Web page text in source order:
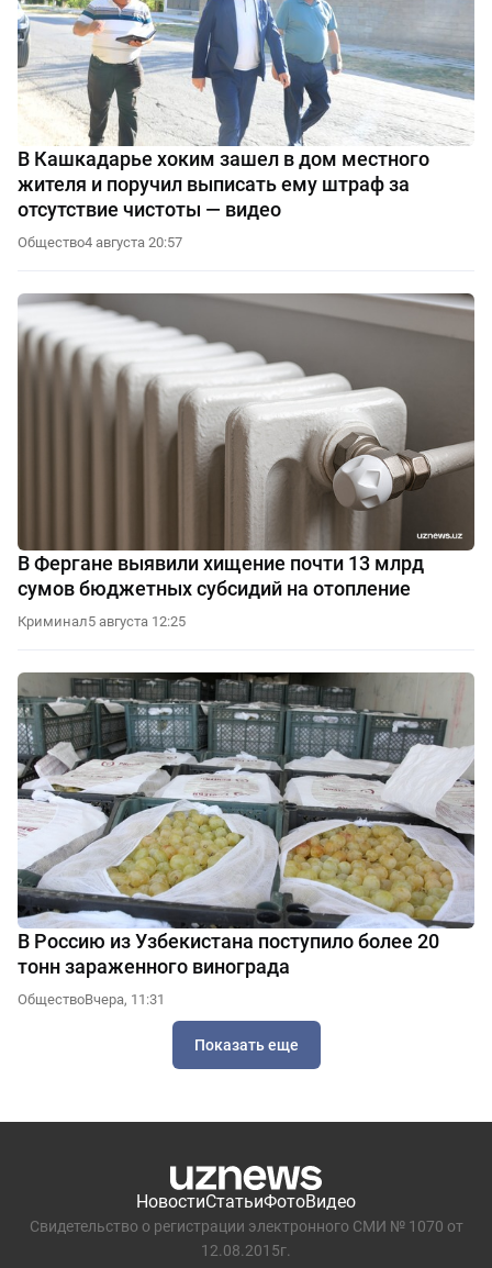
В Кашкадарье хоким зашел в дом местного
жителя и поручил выписать ему штраф за
отсутствие чистоты — видео
Общество4 августа 20:57
В Фергане выявили хищение почти 13 млрд
сумов бюджетных субсидий на отопление
Криминал5 августа 12:25
В Россию из Узбекистана поступило более 20
тонн зараженного винограда
ОбществоВчера, 11:31
Показать еще
НовостиСтатьиФотоВидео
Свидетельство о регистрации электронного СМИ № 1070 от
12.08.2015г.